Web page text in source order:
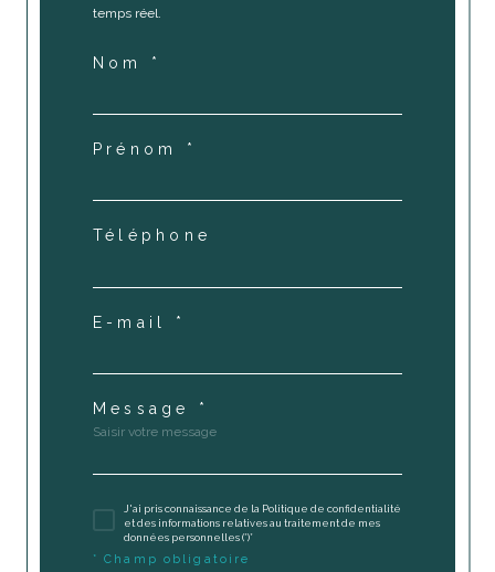
temps réel.
Nom *
Prénom *
Téléphone
E-mail *
Message *
J'ai pris connaissance de la Politique de confidentialité
et des informations relatives au traitement de mes
données personnelles (*)*
* Champ obligatoire